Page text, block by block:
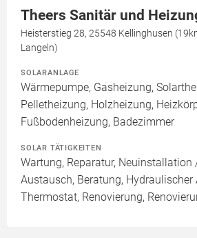
Theers Sanitär und
Heisterstieg 28, 25548 Kellinghusen
Langeln)
SOLARANLAGE
Wärmepumpe, Gasheizung,
Pelletheizung, Holzheizung,
Fußbodenheizung, Badezimmer
SOLAR TÄTIGKEITEN
Wartung, Reparatur, Neuinstallation
Austausch, Beratung, Hydraulischer
Thermostat, Renovierung,